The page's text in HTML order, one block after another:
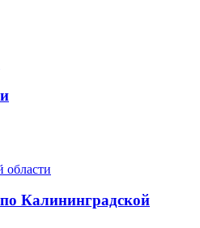
Калининградской